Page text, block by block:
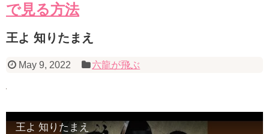
で見る方法
王よ 知りたまえ
May 9, 2022 六龍が飛ぶ
王よ 知りたまえ